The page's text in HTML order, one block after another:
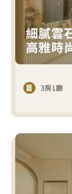
細膩雲
高雅時
3房1廳